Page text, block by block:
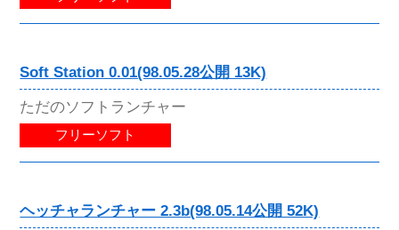
Soft Station 0.01(98.05.28公開 13K)
ただのソフトランチャー
フリーソフト
ヘッチャランチャー 2.3b(98.05.14公開 52K)